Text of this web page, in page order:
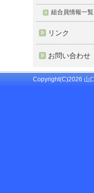
組合員情報一覧
リンク
お問い合わせ
Copyright(C)2026 山